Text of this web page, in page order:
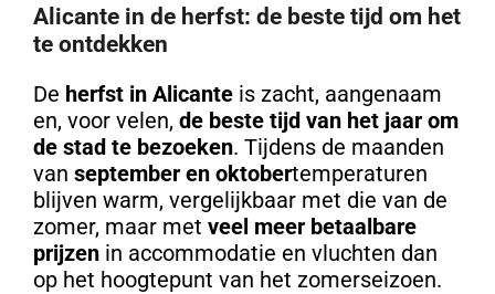
Alicante in de herfst: de beste tijd om het
te ontdekken
De herfst in Alicanteis zacht, aangenaam
en, voor velen, de beste tijd van het jaar om
de stad te bezoeken. Tijdens de maanden
van september en oktobertemperaturen
blijven warm, vergelijkbaar met die van de
zomer, maar met veel meer betaalbare
prijzenin accommodatie en vluchten dan
op het hoogtepunt van het zomerseizoen.